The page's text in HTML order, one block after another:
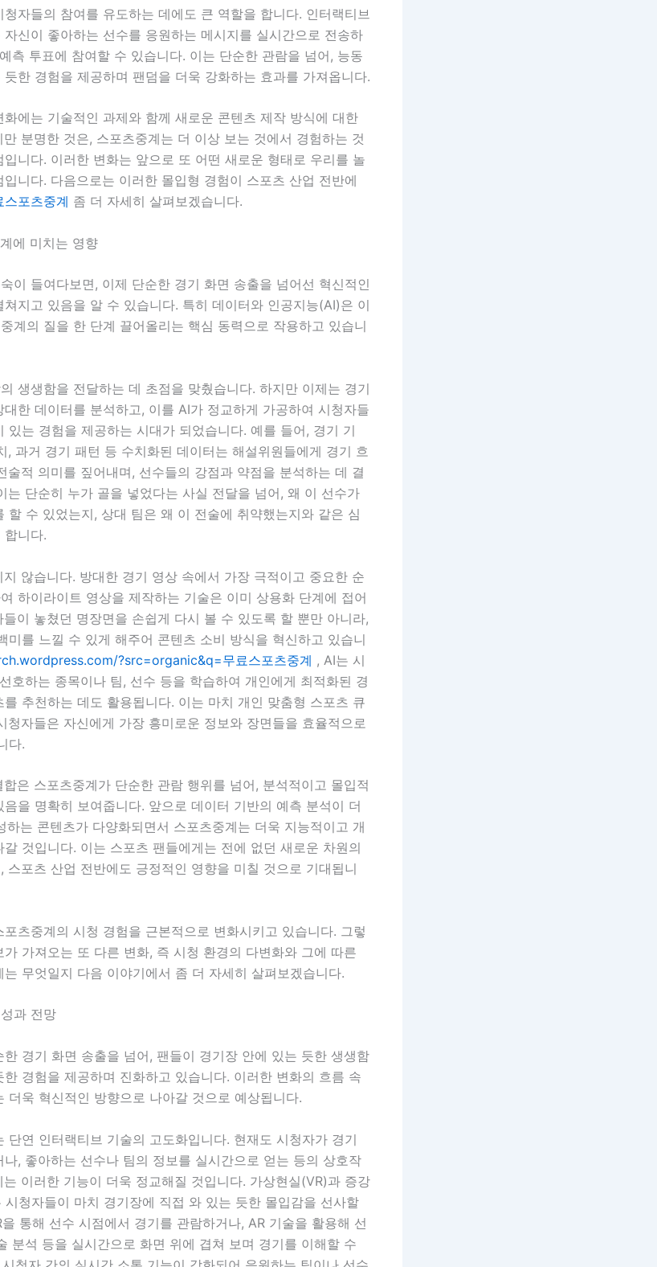
자들의 참여를 유도하는 데에도 큰 역할을 합니다. 인터랙티브
신이 좋아하는 선수를 응원하는 메시지를 실시간으로 전송하
측 투표에 참여할 수 있습니다. 이는 단순한 관람을 넘어, 능동
한 경험을 제공하며 팬덤을 더욱 강화하는 효과를 가져옵니다.
에는 기술적인 과제와 함께 새로운 콘텐츠 제작 방식에 대한
분명한 것은, 스포츠중계는 더 이상 보는 것에서 경험하는 것
니다. 이러한 변화는 앞으로 또 어떤 새로운 형태로 우리를 놀
니다. 다음으로는 이러한 몰입형 경험이 스포츠 산업 전반에
스포츠중계 좀 더 자세히 살펴보겠습니다.
에 미치는 영향
이 들여다보면, 이제 단순한 경기 화면 송출을 넘어선 혁신적인
지고 있음을 알 수 있습니다. 특히 데이터와 인공지능(AI)은 이
계의 질을 한 단계 끌어올리는 핵심 동력으로 작용하고 있습니
생생함을 전달하는 데 초점을 맞췄습니다. 하지만 이제는 경기
한 데이터를 분석하고, 이를 AI가 정교하게 가공하여 시청자들
있는 경험을 제공하는 시대가 되었습니다. 예를 들어, 경기 기
, 과거 경기 패턴 등 수치화된 데이터는 해설위원들에게 경기 흐
술적 의미를 짚어내며, 선수들의 강점과 약점을 분석하는 데 결
는 단순히 누가 골을 넣었다는 사실 전달을 넘어, 왜 이 선수가
할 수 있었는지, 상대 팀은 왜 이 전술에 취약했는지와 같은 심
합니다.
않습니다. 방대한 경기 영상 속에서 가장 극적이고 중요한 순
하이라이트 영상을 제작하는 기술은 이미 상용화 단계에 접어
이 놓쳤던 명장면을 손쉽게 다시 볼 수 있도록 할 뿐만 아니라,
미를 느낄 수 있게 해주어 콘텐츠 소비 방식을 혁신하고 있습니
?src=organic&q=무료스포츠중계 , AI는 시
호하는 종목이나 팀, 선수 등을 학습하여 개인에게 최적화된 경
추천하는 데도 활용됩니다. 이는 마치 개인 맞춤형 스포츠 큐
청자들은 자신에게 가장 흥미로운 정보와 장면들을 효율적으로
다.
은 스포츠중계가 단순한 관람 행위를 넘어, 분석적이고 몰입적
을 명확히 보여줍니다. 앞으로 데이터 기반의 예측 분석이 더
하는 콘텐츠가 다양화되면서 스포츠중계는 더욱 지능적이고 개
것입니다. 이는 스포츠 팬들에게는 전에 없던 새로운 차원의
스포츠 산업 전반에도 긍정적인 영향을 미칠 것으로 기대됩니
츠중계의 시청 경험을 근본적으로 변화시키고 있습니다. 그렇
가져오는 또 다른 변화, 즉 시청 환경의 다변화와 그에 따른
무엇일지 다음 이야기에서 좀 더 자세히 살펴보겠습니다.
과 전망
경기 화면 송출을 넘어, 팬들이 경기장 안에 있는 듯한 생생함
경험을 제공하며 진화하고 있습니다. 이러한 변화의 흐름 속
더욱 혁신적인 방향으로 나아갈 것으로 예상됩니다.
단연 인터랙티브 기술의 고도화입니다. 현재도 시청자가 경기
나, 좋아하는 선수나 팀의 정보를 실시간으로 얻는 등의 상호작
이러한 기능이 더욱 정교해질 것입니다. 가상현실(VR)과 증강
시청자들이 마치 경기장에 직접 와 있는 듯한 몰입감을 선사할
통해 선수 시점에서 경기를 관람하거나, AR 기술을 활용해 선
분석 등을 실시간으로 화면 위에 겹쳐 보며 경기를 이해할 수